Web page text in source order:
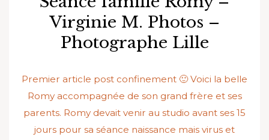
Virginie M. Photos –
Photographe Lille
Premier article post confinement 🙂 Voici la belle
Romy accompagnée de son grand frère et ses
parents. Romy devait venir au studio avant ses 15
jours pour sa séance naissance mais virus et